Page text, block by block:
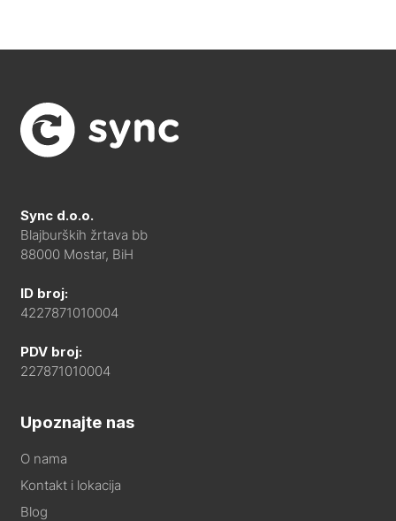
Sync d.o.o.
Blajburških žrtava bb
88000 Mostar, BiH
ID broj:
4227871010004
PDV broj:
227871010004
Upoznajte nas
O nama
Kontakt i lokacija
Blog